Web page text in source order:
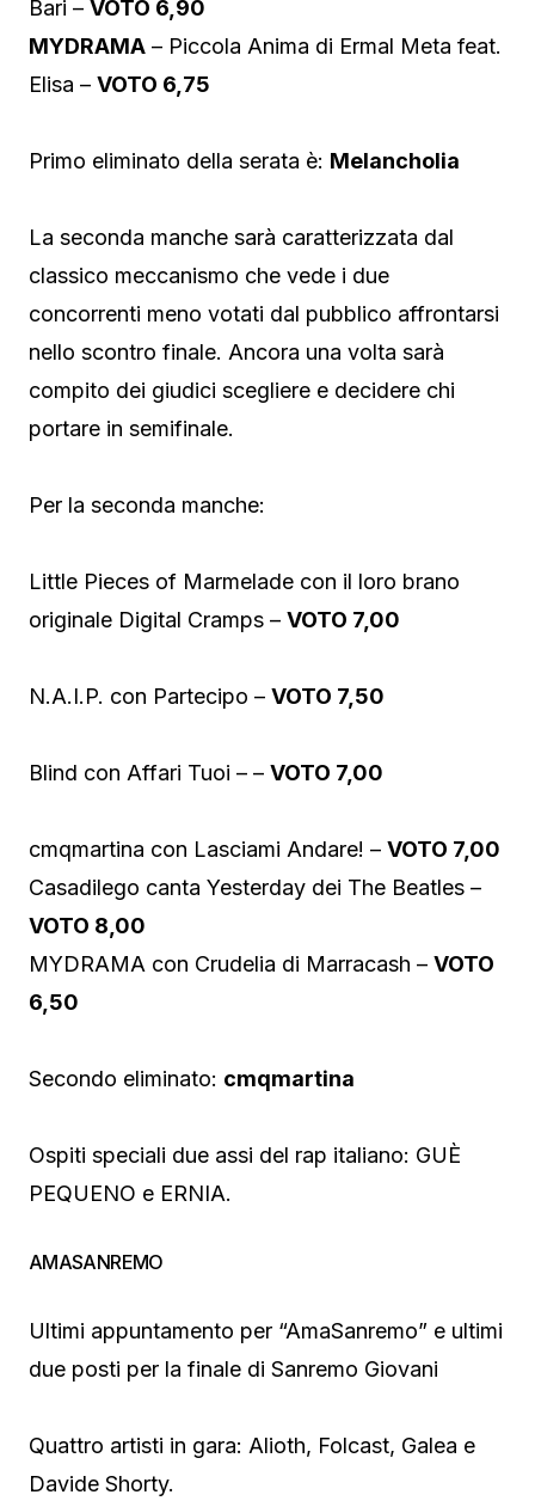
Bari – VOTO 6,90
MYDRAMA – Piccola Anima di Ermal Meta feat.
Elisa – VOTO 6,75
Primo eliminato della serata è: Melancholia
La seconda manche sarà caratterizzata dal
classico meccanismo che vede i due
concorrenti meno votati dal pubblico affrontarsi
nello scontro finale. Ancora una volta sarà
compito dei giudici scegliere e decidere chi
portare in semifinale.
Per la seconda manche:
Little Pieces of Marmelade con il loro brano
originale Digital Cramps – VOTO 7,00
N.A.I.P. con Partecipo – VOTO 7,50
Blind con Affari Tuoi – – VOTO 7,00
cmqmartina con Lasciami Andare! – VOTO 7,00
Casadilego canta Yesterday dei The Beatles –
VOTO 8,00
MYDRAMA con Crudelia di Marracash – VOTO
6,50
Secondo eliminato: cmqmartina
Ospiti speciali due assi del rap italiano: GUÈ
PEQUENO e ERNIA.
AMASANREMO
Ultimi appuntamento per “AmaSanremo” e ultimi
due posti per la finale di Sanremo Giovani
Quattro artisti in gara: Alioth, Folcast, Galea e
Davide Shorty.